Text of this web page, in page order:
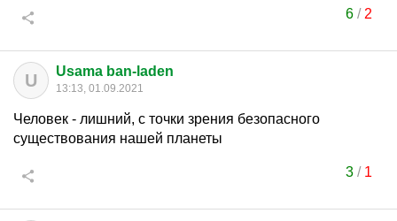
6/ 2
U Usama ban-laden
13:13, 01.09.2021
Человек - лишний, с точки зрения безопасного
существования нашей планеты
3/ 1